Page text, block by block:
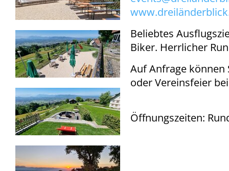
Beliebtes
Biker. Herrlicher
Auf Anfrage können
oder Vereinsfeier
Öffnungszeiten: